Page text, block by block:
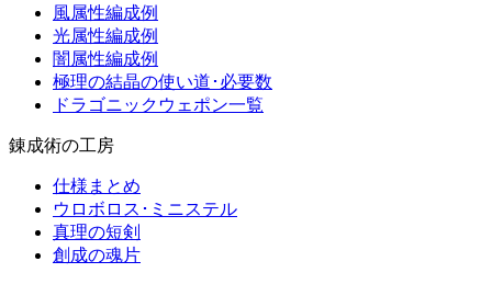
風属性編成例
光属性編成例
闇属性編成例
極理の結晶の使い道･必要数
ドラゴニックウェポン一覧
錬成術の工房
仕様まとめ
ウロボロス･ミニステル
真理の短剣
創成の魂片